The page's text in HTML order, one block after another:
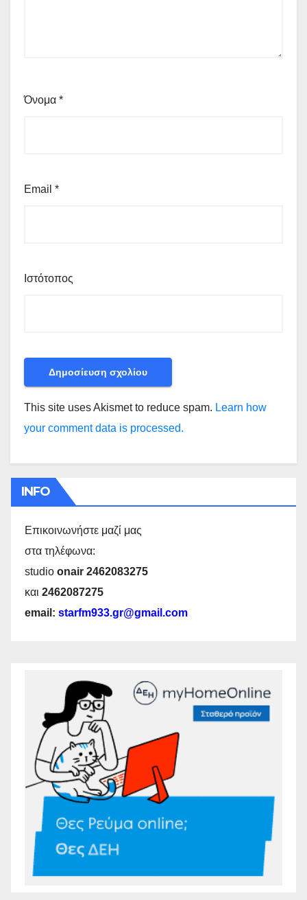
Όνομα *
Email *
Ιστότοπος
This site uses Akismet to reduce spam. Learn how
your comment data is processed.
INFO
Επικοινωνήστε μαζί μας
στα τηλέφωνα:
studio onair 2462083275
και 2462087275
email: starfm933.gr@gmail.com